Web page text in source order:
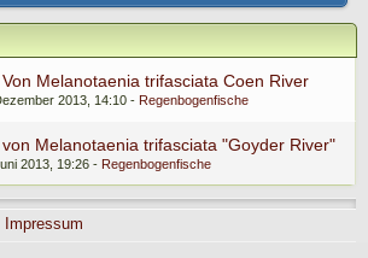
Melanotaenia trifasciata Coen River
2013, 14:10 Regenbogenfische
Melanotaenia trifasciata "Goyder River"
2013, 19:26 Regenbogenfische
Impressum